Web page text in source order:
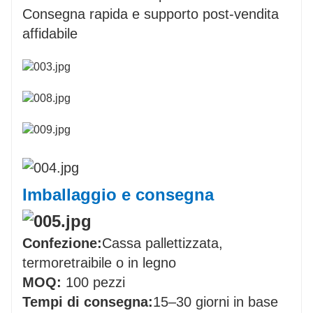
Consegna rapida e supporto post-vendita
affidabile
Imballaggio e consegna
Confezione:Cassa pallettizzata,
termoretraibile o in legno
MOQ: 100 pezzi
Tempi di consegna:15–30 giorni in base